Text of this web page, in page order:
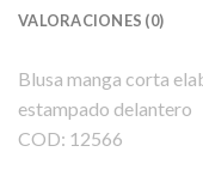
VALORACIONES (0)
Blusa manga corta
estampado delantero
COD: 12566